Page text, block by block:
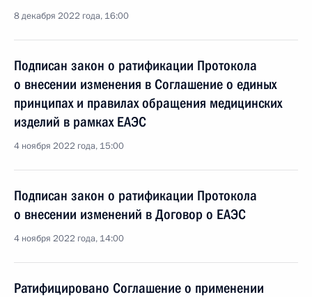
8 декабря 2022 года, 16:00
Подписан закон о ратификации Протокола
о внесении изменения в Соглашение о единых
принципах и правилах обращения медицинских
изделий в рамках ЕАЭС
4 ноября 2022 года, 15:00
Подписан закон о ратификации Протокола
о внесении изменений в Договор о ЕАЭС
4 ноября 2022 года, 14:00
Ратифицировано Соглашение о применении